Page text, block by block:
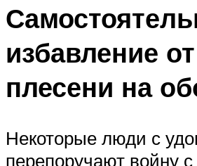
избавление от
плесени на
Некоторые люди с
перепоручают войну